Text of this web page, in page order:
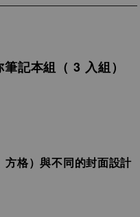
筆記本組 （ 3 入組）
格）與不同的封面設計